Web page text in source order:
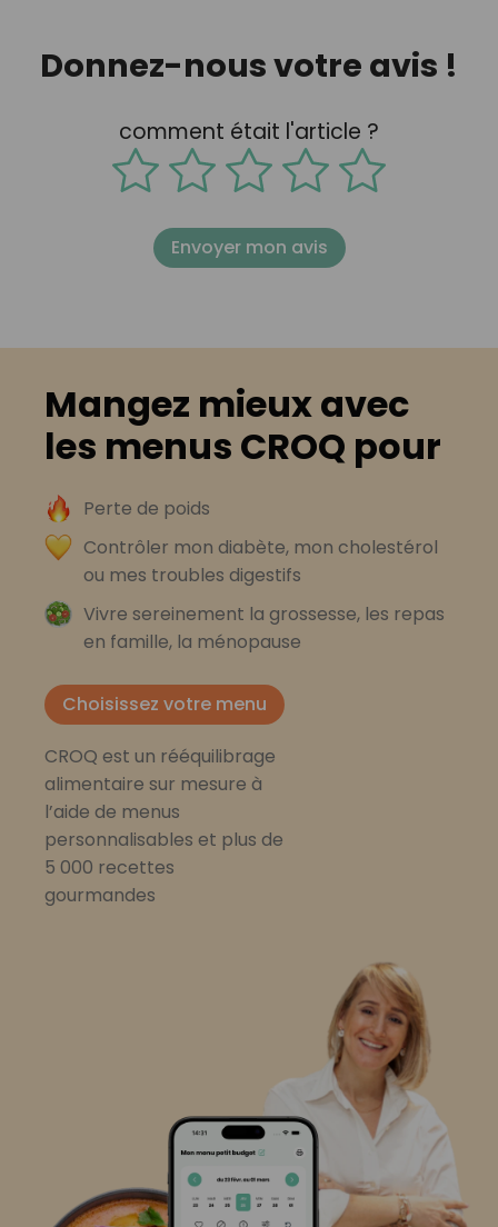
Donnez-nous votre avis !
comment était l'article ?
Envoyer mon avis
Mangez mieux avec
les menus CROQ pour
Perte de poids
Contrôler mon diabète, mon cholestérol
ou mes troubles digestifs
Vivre sereinement la grossesse, les repas
en famille, la ménopause
Choisissez votre menu
CROQ est un rééquilibrage
alimentaire sur mesure à
l’aide de menus
personnalisables et plus de
5 000 recettes
gourmandes